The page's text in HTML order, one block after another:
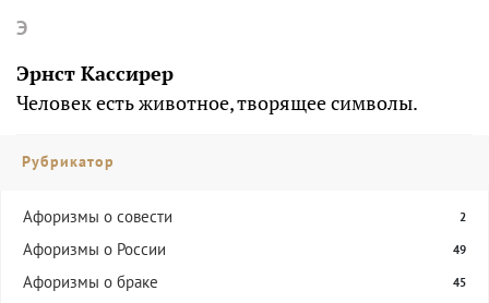
Э
Эрнст Кассирер
Человек есть животное, творящее символы.
Рубрикатор
Aфоризмы о совести 2
Афоризмы о России 49
Афоризмы о браке 45